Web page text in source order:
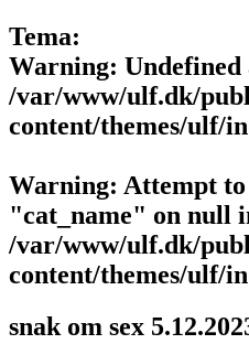
Tema:
Warning:
/var/www/ulf.dk/
content/themes/ulf/
Warning: Attempt
"cat_name" on null
/var/www/ulf.dk/
content/themes/ulf/
snak om sex